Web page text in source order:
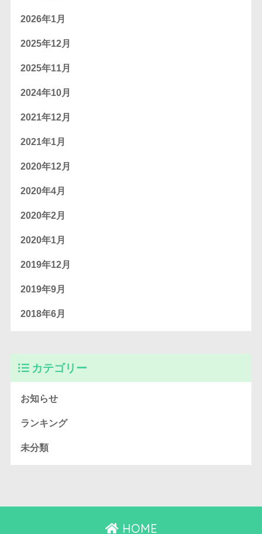
2026年1月
2025年12月
2025年11月
2024年10月
2021年12月
2021年1月
2020年12月
2020年4月
2020年2月
2020年1月
2019年12月
2019年9月
2018年6月
カテゴリー
お知らせ
ランキング
未分類
HOME